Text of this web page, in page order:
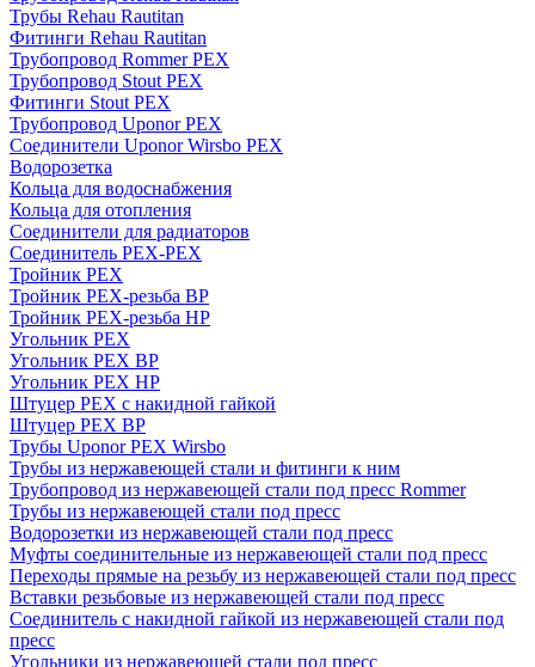
Трубы Rehau Rautitan
Фитинги Rehau Rautitan
Трубопровод Rommer PEX
Трубопровод Stout PEX
Фитинги Stout PEX
Трубопровод Uponor PEX
Соединители Uponor Wirsbo PEX
Водорозетка
Кольца для водоснабжения
Кольца для отопления
Соединители для радиаторов
Соединитель PEX-PEX
Тройник PEX
Тройник PEX-резьба ВР
Тройник PEX-резьба НР
Угольник PEX
Угольник PEX ВР
Угольник PEX НР
Штуцер PEX c накидной гайкой
Штуцер PEX ВР
Трубы Uponor PEX Wirsbo
Трубы из нержавеющей стали и фитинги к ним
Трубопровод из нержавеющей стали под пресс Rommer
Трубы из нержавеющей стали под пресс
Водорозетки из нержавеющей стали под пресс
Муфты соединительные из нержавеющей стали под пресс
Переходы прямые на резьбу из нержавеющей стали под пресс
Вставки резьбовые из нержавеющей стали под пресс
Соединитель с накидной гайкой из нержавеющей стали под
пресс
Угольники из нержавеющей стали под пресс